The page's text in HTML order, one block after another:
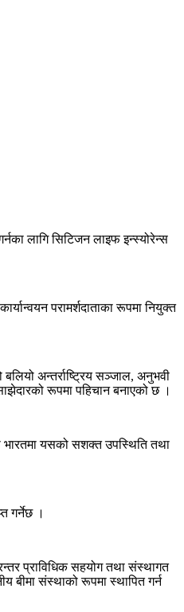
लागि सिटिजन लाइफ इन्स्योरेन्स
परामर्शदाताका रूपमा नियुक्त
अन्तर्राष्ट्रिय सञ्जाल, अनुभवी
रूपमा पहिचान बनाएको छ ।
भारतमा यसको सशक्त उपस्थिति तथा
गर्नेछ ।
प्राविधिक सहयोग तथा संस्थागत
बीमा संस्थाको रूपमा स्थापित गर्न